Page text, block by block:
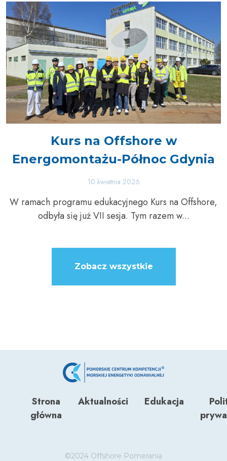
Kurs na Offshore w
Energomontażu-Północ Gdynia
10 kwietnia 2026
W ramach programu edukacyjnego Kurs na Offshore,
odbyła się już VII sesja. Tym razem w...
Zobacz wszystkie
Strona
główna
Aktualności Edukacja
©2024 Offshore Pomerania